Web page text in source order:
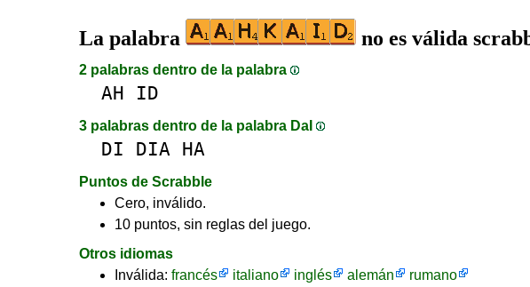
La palabra no es válida
2 palabras dentro de la palabra
AH ID
3 palabras dentro de la palabra DaI
DI DIA HA
Puntos de Scrabble
Cero, inválido.
10 puntos, sin reglas del juego.
Otros idiomas
Inválida: francés italiano inglés alemán
rumano